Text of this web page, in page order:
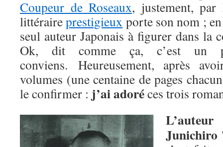
Coupeur de Roseaux, justement,
littéraireprestigieux porte son nom ;
seul auteur Japonais à figurer dans la
Ok, dit comme ça, c’est un
conviens. Heureusement, après
volumes (une centaine de pages
le confirmer : j’ai adoréces trois
L’auteur
Junichiro